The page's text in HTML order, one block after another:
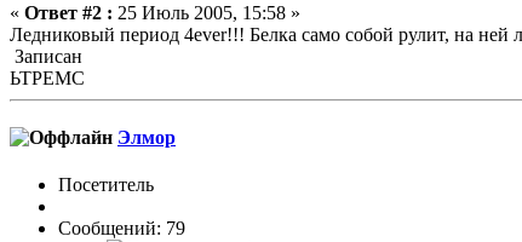
« Ответ #2 : 25 Июль 2005, 15:58 »
Ледниковый период 4ever!!! Белка само собой рулит, на ней
Записан
ЬТРЕМС
Элмор
Посетитель
Сообщений: 79